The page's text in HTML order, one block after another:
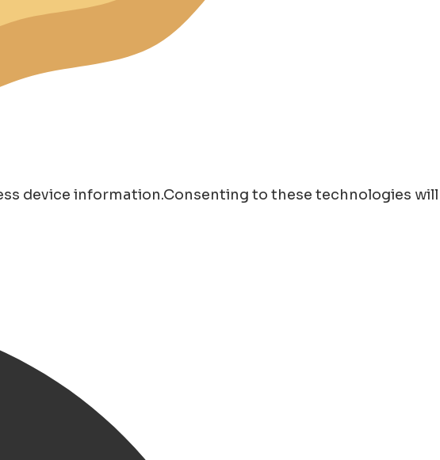
device information.Consenting to these technologies will